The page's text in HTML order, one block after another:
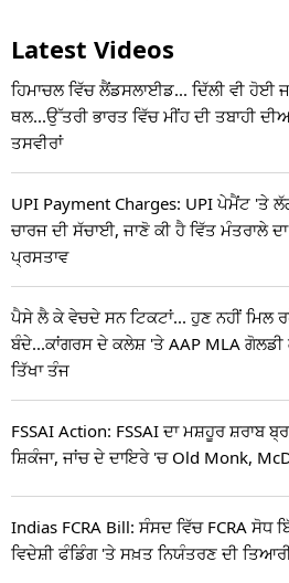
Latest Videos
ਹਿਮਾਚਲ ਵਿੱਚ ਲੈਂਡਸਲਾਈਡ... ਦਿੱਲੀ ਵੀ ਹੋਈ
ਥਲ...ਉੱਤਰੀ ਭਾਰਤ ਵਿੱਚ ਮੀਂਹ ਦੀ ਤਬਾਹੀ
ਤਸਵੀਰਾਂ
UPI Payment Charges: UPI ਪੇਮੈਂਟ 'ਤੇ
ਚਾਰਜ ਦੀ ਸੱਚਾਈ, ਜਾਣੋ ਕੀ ਹੈ ਵਿੱਤ ਮੰਤਰਾਲੇ
ਪ੍ਰਸਤਾਵ
ਪੈਸੇ ਲੈ ਕੇ ਵੇਚਦੇ ਸਨ ਟਿਕਟਾਂ... ਹੁਣ ਨਹੀਂ ਮਿਲ
ਬੰਦੇ...ਕਾਂਗਰਸ ਦੇ ਕਲੇਸ਼ 'ਤੇ AAP MLA ਗੋਲਡੀ
ਤਿੱਖਾ ਤੰਜ
FSSAI Action: FSSAI ਦਾ ਮਸ਼ਹੂਰ ਸ਼ਰਾਬ
ਸ਼ਿਕੰਜਾ, ਜਾਂਚ ਦੇ ਦਾਇਰੇ 'ਚ Old Monk,
Indias FCRA Bill: ਸੰਸਦ ਵਿੱਚ FCRA ਸੋਧ
ਵਿਦੇਸ਼ੀ ਫੰਡਿੰਗ 'ਤੇ ਸਖ਼ਤ ਨਿਯੰਤਰਣ ਦੀ